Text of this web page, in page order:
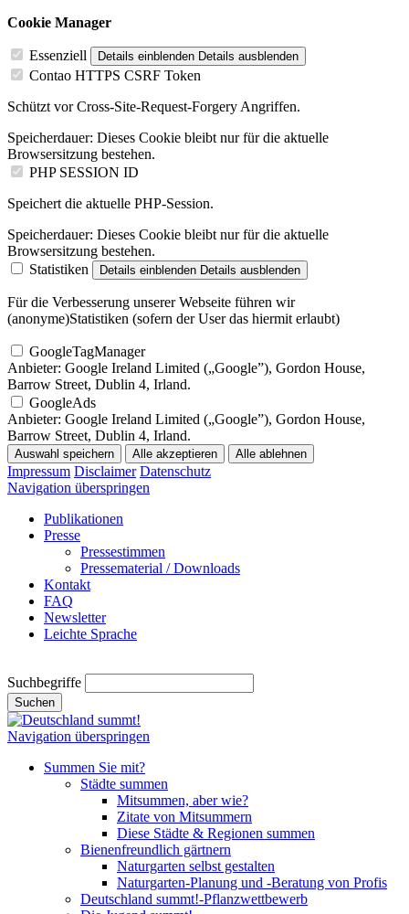
Cookie Manager
Essenziell Details einblenden Details ausblenden
Contao HTTPS CSRF Token
Schützt vor Cross-Site-Request-Forgery Angriffen.
Speicherdauer: Dieses Cookie bleibt nur für die aktuelle
Browsersitzung bestehen.
PHP SESSION ID
Speichert die aktuelle PHP-Session.
Speicherdauer: Dieses Cookie bleibt nur für die aktuelle
Browsersitzung bestehen.
Statistiken
Details einblenden Details ausblenden
Für die Verbesserung unserer Webseite führen wir
(anonyme)Statistiken (sofern der User das hiermit erlaubt)
GoogleTagManager
Anbieter: Google Ireland Limited („Google”), Gordon House,
Barrow Street, Dublin 4, Irland.
GoogleAds
Anbieter: Google Ireland Limited („Google”), Gordon House,
Barrow Street, Dublin 4, Irland.
Auswahl speichern Alle akzeptieren Alle ablehnen
Impressum Disclaimer Datenschutz
Navigation überspringen
Publikationen
Presse
Pressestimmen
Pressematerial / Downloads
Kontakt
FAQ
Newsletter
Leichte Sprache
Suchbegriffe
Suchen
Navigation überspringen
Summen Sie mit?
Städte summen
Mitsummen, aber wie?
Zitate von Mitsummern
Diese Städte & Regionen summen
Bienenfreundlich gärtnern
Naturgarten selbst gestalten
Naturgarten-Planung und -Beratung von Profis
Deutschland summt!-Pflanzwettbewerb